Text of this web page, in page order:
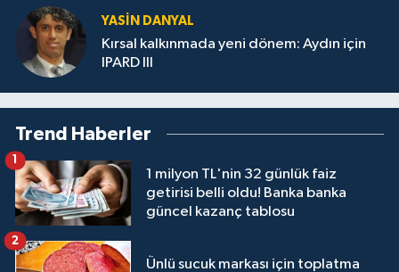
YASIN DANYAL
Kırsal kalkınmada yeni dönem: Aydın için
IPARD III
Trend Haberler
1 milyon TL'nin 32 günlük faiz
getirisi belli oldu! Banka banka
güncel kazanç tablosu
1
Ünlü sucuk markası için toplatma
2